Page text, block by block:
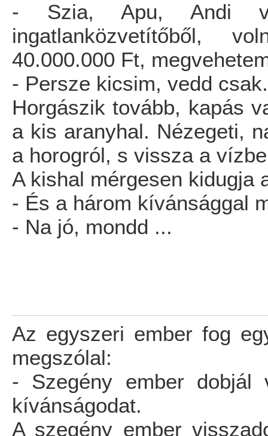
- Szia, Apu, Andi
ingatlanközvetítőből,
40.000.000 Ft,
- Persze kicsim, vedd
Horgászik tovább, kapás
a kis aranyhal. Nézegeti,
a horogról, s vissza a
A kishal mérgesen kidugja
- És a három kívánsággal
- Na jó, mondd ...
Az egyszeri ember fog
megszólal:
- Szegény ember dobjál
kívánságodat.
A szegény ember